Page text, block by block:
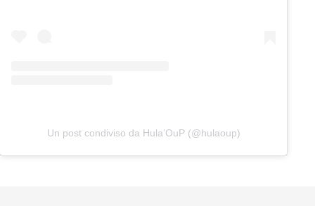
Un post condiviso da Hula’OuP (@hulaoup)